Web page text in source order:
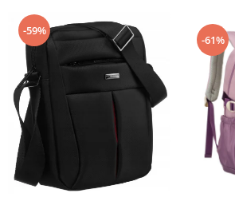
-59%
-61%